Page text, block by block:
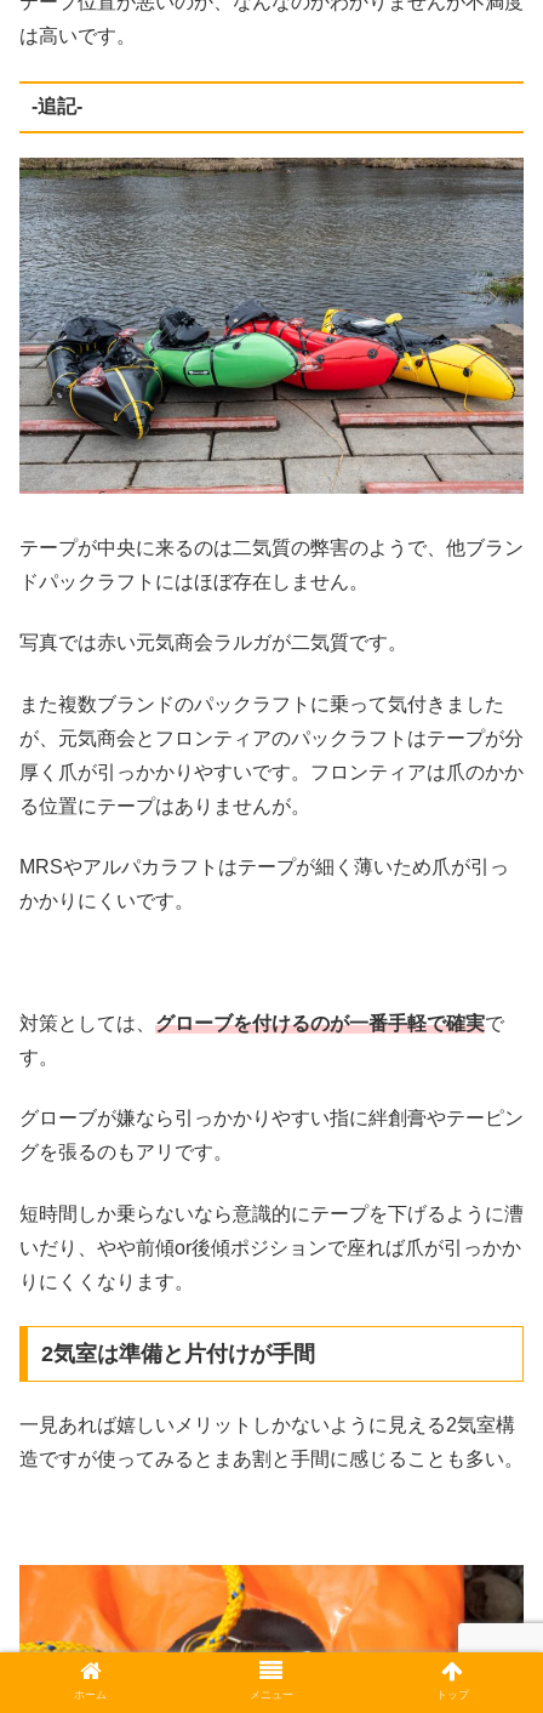
は高いです。
-追記-
テープが中央に来るのは二気質の弊害のようで、他ブラン
ドパックラフトにはほぼ存在しません。
写真では赤い元気商会ラルガが二気質です。
また複数ブランドのパックラフトに乗って気付きました
が、元気商会とフロンティアのパックラフトはテープが分
厚く爪が引っかかりやすいです。フロンティアは爪のかか
る位置にテープはありませんが。
MRSやアルパカラフトはテープが細く薄いため爪が引っ
かかりにくいです。
対策としては、 グローブを付けるのが一番手軽で確実で
す。
グローブが嫌なら引っかかりやすい指に絆創膏やテーピン
グを張るのもアリです。
短時間しか乗らないなら意識的にテープを下げるように漕
いだり、やや前傾or後傾ポジションで座れば爪が引っかか
りにくくなります。
2気室は準備と片付けが手間
一見あれば嬉しいメリットしかないように見える2気室構
造ですが使ってみるとまあ割と手間に感じることも多い。
ホーム メニュー トップ